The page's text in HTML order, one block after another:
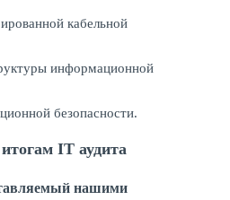
кабельной
информационной
безопасности.
IT аудита
нашими